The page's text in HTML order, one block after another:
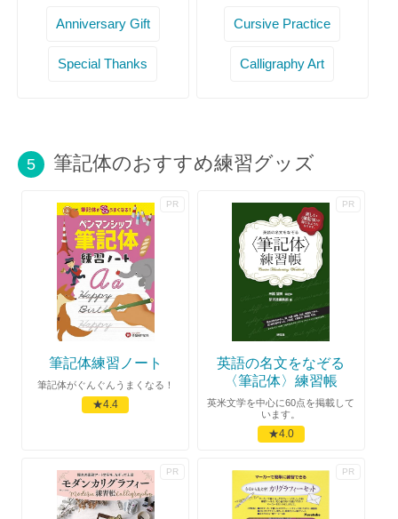
Anniversary Gift
Special Thanks
Cursive Practice
Calligraphy Art
5 筆記体のおすすめ練習グッズ
筆記体練習ノート
筆記体がぐんぐんうまくなる！
★4.4
英語の名文をなぞる
〈筆記体〉練習帳
英米文学を中心に60点を掲載して
います。
★4.0